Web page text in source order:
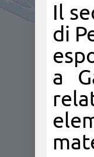
Il
di
a